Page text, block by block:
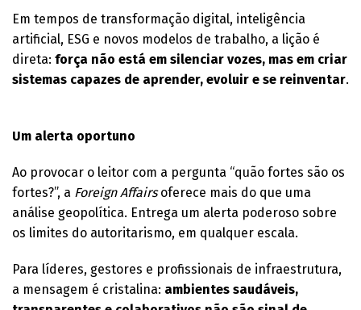
Em tempos de transformação digital, inteligência
artificial, ESG e novos modelos de trabalho, a lição é
direta: força não está em silenciar vozes, mas em criar
sistemas capazes de aprender, evoluir e se reinventar.
Um alerta oportuno
Ao provocar o leitor com a pergunta “quão fortes são os
fortes?”, a Foreign Affairsoferece mais do que uma
análise geopolítica. Entrega um alerta poderoso sobre
os limites do autoritarismo, em qualquer escala.
Para líderes, gestores e profissionais de infraestrutura,
a mensagem é cristalina: ambientes saudáveis,